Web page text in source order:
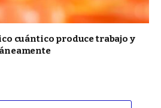
cuántico produce trabajo y